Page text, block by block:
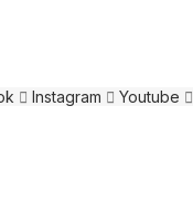
Instagram Youtube